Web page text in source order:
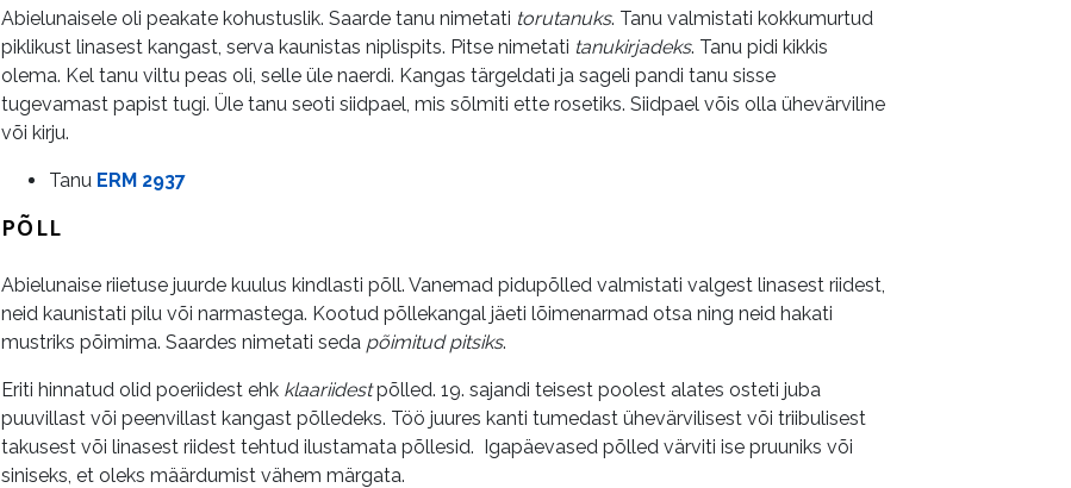
Abielunaisele oli peakate kohustuslik. Saarde tanu nimetati torutanuks. Tanu valmistati kokkumurtud
piklikust linasest kangast, serva kaunistas niplispits. Pitse nimetati tanukirjadeks. Tanu pidi kikkis
olema. Kel tanu viltu peas oli, selle üle naerdi. Kangas tärgeldati ja sageli pandi tanu sisse
tugevamast papist tugi. Üle tanu seoti siidpael, mis sõlmiti ette rosetiks. Siidpael võis olla ühevärviline
või kirju.
Tanu ERM 2937
PÕLL
Abielunaise riietuse juurde kuulus kindlasti põll. Vanemad pidupõlled valmistati valgest linasest riidest,
neid kaunistati pilu või narmastega. Kootud põllekangal jäeti lõimenarmad otsa ning neid hakati
mustriks põimima. Saardes nimetati seda põimitud pitsiks.
Eriti hinnatud olid poeriidest ehk klaariidestpõlled. 19. sajandi teisest poolest alates osteti juba
puuvillast või peenvillast kangast põlledeks. Töö juures kanti tumedast ühevärvilisest või triibulisest
takusest või linasest riidest tehtud ilustamata põllesid. Igapäevased põlled värviti ise pruuniks või
siniseks, et oleks määrdumist vähem märgata.